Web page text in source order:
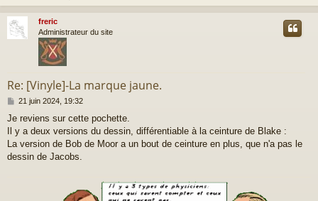
a
freric
Administrateur du site
Re: [Vinyle]-La marque jaune.
M
s
s
a
g
21 juin 2024, 19:32
Je reviens sur cette pochette.
Il y a deux versions du dessin, différentiable à la ceinture de Blake :
La version de Bob de Moor a un bout de ceinture en plus, que n'a pas le
dessin de Jacobs.